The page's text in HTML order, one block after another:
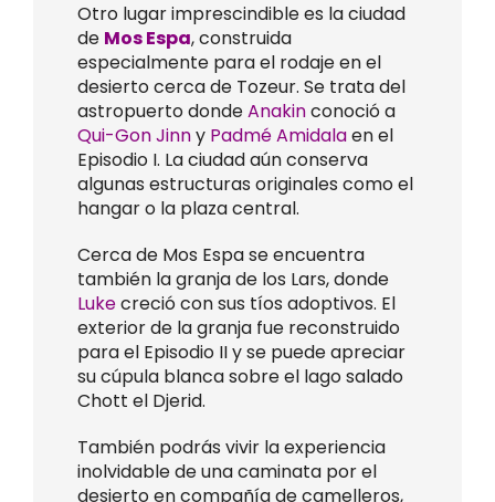
Otro lugar imprescindible es la ciudad
de Mos Espa, construida
especialmente para el rodaje en el
desierto cerca de Tozeur. Se trata del
astropuerto dondeAnakinconoció a
Qui-Gon Jinny Padmé Amidalaen el
Episodio I. La ciudad aún conserva
algunas estructuras originales como el
hangar o la plaza central.
Cerca de Mos Espa se encuentra
también la granja de los Lars, donde
Lukecreció con sus tíos adoptivos. El
exterior de la granja fue reconstruido
para el Episodio II y se puede apreciar
su cúpula blanca sobre el lago salado
Chott el Djerid.
También podrás vivir la experiencia
inolvidable de una caminata por el
desierto en compañía de camelleros,